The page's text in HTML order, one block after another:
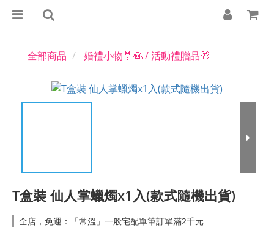
全部商品 婚禮小物🤵👰 / 活動禮贈品🎁
T盒裝 仙人掌蠟燭x1入(款式隨機出貨)
全店，免運：「常溫」一般宅配單筆訂單滿2千元